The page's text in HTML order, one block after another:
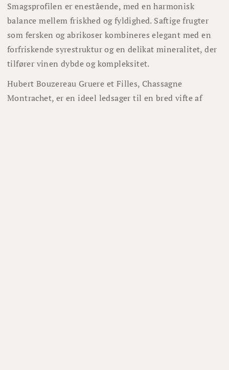
Smagsprofilen er enestående, med en harmonisk
balance mellem friskhed og fyldighed. Saftige frugter
som fersken og abrikoser kombineres elegant med en
forfriskende syrestruktur og en delikat mineralitet, der
tilfører vinen dybde og kompleksitet.
Hubert Bouzereau Gruere et Filles, Chassagne
Montrachet, er en ideel ledsager til en bred vifte af